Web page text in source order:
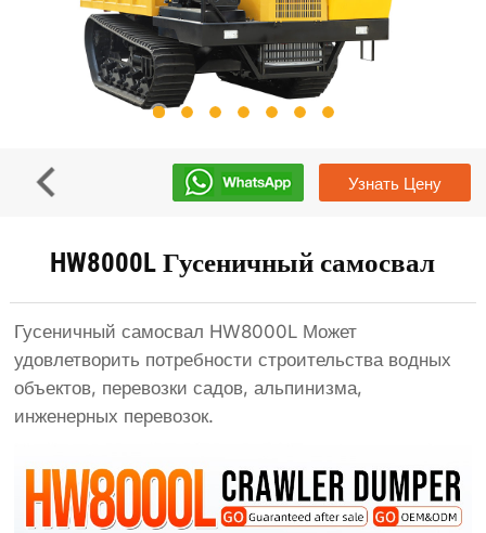
Узнать Цену
HW8000L Гусеничный самосвал
Гусеничный самосвал HW8000L Может
удовлетворить потребности строительства водных
объектов, перевозки садов, альпинизма,
инженерных перевозок.